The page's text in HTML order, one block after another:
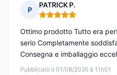
P
PATRICK P.
Nota: 5 su 5
Pubblicato il 01/08/2026 à 11h01
Ottimo prodotto Tutto era
serio Completamente
Consegna e imballaggio